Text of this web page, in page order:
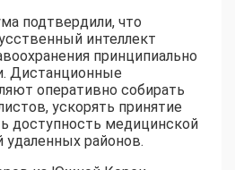
подтвердили, что
интеллект
принципиально
Дистанционные
оперативно собирать
ускорять принятие
доступность медицинской
районов.